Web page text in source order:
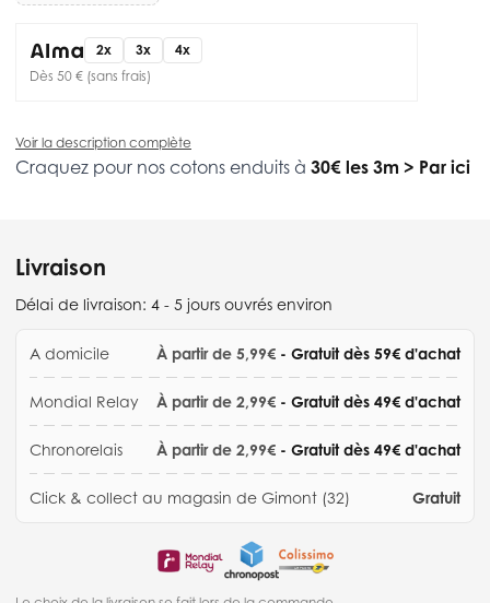
2x 3x
4x
Dès 50 € (sans frais)
Voir la description complète
Craquez pour nos cotons enduits à 30€ les 3m > Par ici
Livraison
Délai de livraison: 4 - 5 jours ouvrés environ
A domicile À partir de 5,99€ - Gratuit dès 59€ d'achat
Mondial Relay À partir de 2,99€ - Gratuit dès 49€ d'achat
Chronorelais À partir de 2,99€ - Gratuit dès 49€ d'achat
Click & collect au magasin de Gimont (32) Gratuit